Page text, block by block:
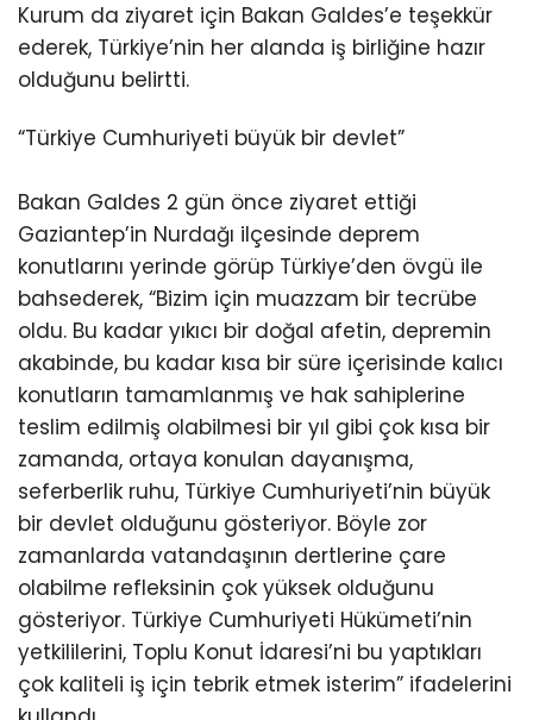
Kurum da ziyaret için Bakan Galdes’e teşekkür
ederek, Türkiye’nin her alanda iş birliğine hazır
olduğunu belirtti.
“Türkiye Cumhuriyeti büyük bir devlet”
Bakan Galdes 2 gün önce ziyaret ettiği
Gaziantep’in Nurdağı ilçesinde deprem
konutlarını yerinde görüp Türkiye’den övgü ile
bahsederek, “Bizim için muazzam bir tecrübe
oldu. Bu kadar yıkıcı bir doğal afetin, depremin
akabinde, bu kadar kısa bir süre içerisinde kalıcı
konutların tamamlanmış ve hak sahiplerine
teslim edilmiş olabilmesi bir yıl gibi çok kısa bir
zamanda, ortaya konulan dayanışma,
seferberlik ruhu, Türkiye Cumhuriyeti’nin büyük
bir devlet olduğunu gösteriyor. Böyle zor
zamanlarda vatandaşının dertlerine çare
olabilme refleksinin çok yüksek olduğunu
gösteriyor. Türkiye Cumhuriyeti Hükümeti’nin
yetkililerini, Toplu Konut İdaresi’ni bu yaptıkları
çok kaliteli iş için tebrik etmek isterim” ifadelerini